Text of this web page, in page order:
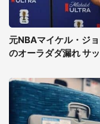
元NBAマイケル・ジ
のオーラダダ漏れ サ